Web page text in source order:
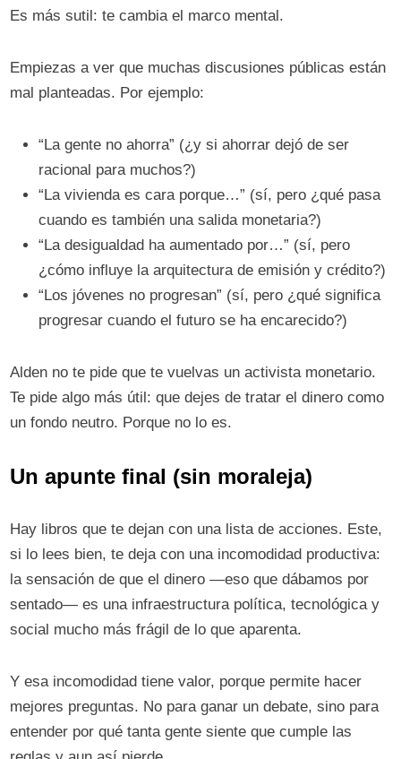
Es más sutil: te cambia el marco mental.
Empiezas a ver que muchas discusiones públicas están
mal planteadas. Por ejemplo:
“La gente no ahorra” (¿y si ahorrar dejó de ser
racional para muchos?)
“La vivienda es cara porque…” (sí, pero ¿qué pasa
cuando es también una salida monetaria?)
“La desigualdad ha aumentado por…” (sí, pero
¿cómo influye la arquitectura de emisión y crédito?)
“Los jóvenes no progresan” (sí, pero ¿qué significa
progresar cuando el futuro se ha encarecido?)
Alden no te pide que te vuelvas un activista monetario.
Te pide algo más útil: que dejes de tratar el dinero como
un fondo neutro. Porque no lo es.
Un apunte final (sin moraleja)
Hay libros que te dejan con una lista de acciones. Este,
si lo lees bien, te deja con una incomodidad productiva:
la sensación de que el dinero —eso que dábamos por
sentado— es una infraestructura política, tecnológica y
social mucho más frágil de lo que aparenta.
Y esa incomodidad tiene valor, porque permite hacer
mejores preguntas. No para ganar un debate, sino para
entender por qué tanta gente siente que cumple las